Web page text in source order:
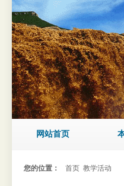
网站首页
您的位置： 首页 教学活动